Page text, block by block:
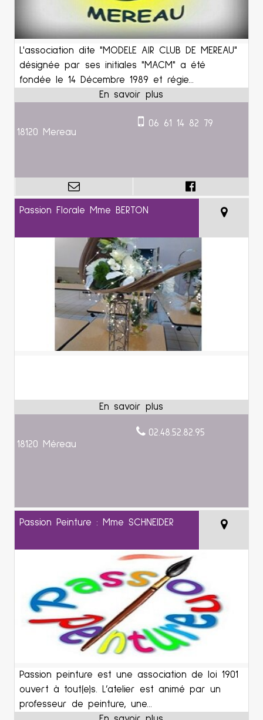
L'association dite "MODELE AIR CLUB DE MEREAU"
désignée par ses initiales "MACM" a été
fondée le 14 Décembre 1989 et régie...
18120 Mereau
06 61 14 82 79
Passion Florale Mme BERTON
18120 Méreau
02.48.52.82.95
Passion Peinture : Mme SCHNEIDER
Passion peinture est une association de loi 1901
ouvert à tout(e)s. L’atelier est animé par un
professeur de peinture, une...